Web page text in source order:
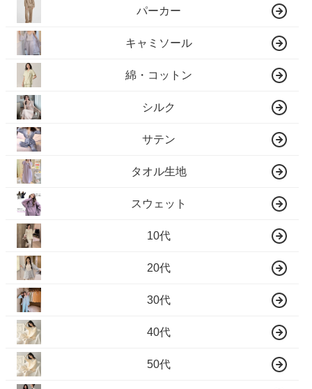
パーカー
キャミソール
綿・コットン
シルク
サテン
タオル生地
スウェット
10代
20代
30代
40代
50代